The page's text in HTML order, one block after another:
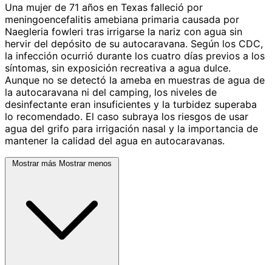
Una mujer de 71 años en Texas falleció por
meningoencefalitis amebiana primaria causada por
Naegleria fowleri tras irrigarse la nariz con agua sin
hervir del depósito de su autocaravana. Según los CDC,
la infección ocurrió durante los cuatro días previos a los
síntomas, sin exposición recreativa a agua dulce.
Aunque no se detectó la ameba en muestras de agua de
la autocaravana ni del camping, los niveles de
desinfectante eran insuficientes y la turbidez superaba
lo recomendado. El caso subraya los riesgos de usar
agua del grifo para irrigación nasal y la importancia de
mantener la calidad del agua en autocaravanas.
Mostrar más Mostrar menos